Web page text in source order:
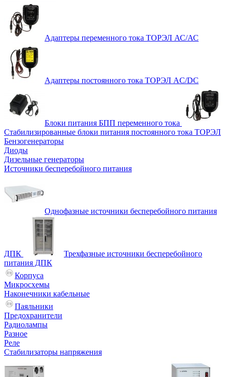
Адаптеры переменного тока ТОРЭЛ АС/АС
Адаптеры постоянного тока ТОРЭЛ AC/DC
Блоки питания БПП переменного тока
Стабилизированные блоки питания постоянного тока ТОРЭЛ
Бензогенераторы
Диоды
Дизельные генераторы
Источники бесперебойного питания
Однофазные источники бесперебойного питания
ДПК
Трехфазные источники бесперебойного
питания ДПК
Корпуса
Микросхемы
Наконечники кабельные
Паяльники
Предохранители
Радиолампы
Разное
Реле
Стабилизаторы напряжения